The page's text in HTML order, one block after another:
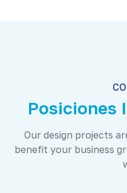
Posiciones
Our design projects
benefit your business